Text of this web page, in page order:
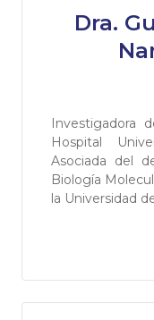
Dra.
Investigadora
Hospital
Asociada del
Biología
la Universidad